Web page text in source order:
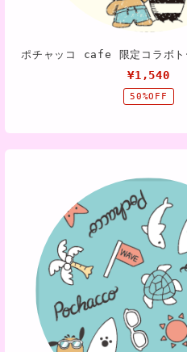
¥1,540
50%OFF